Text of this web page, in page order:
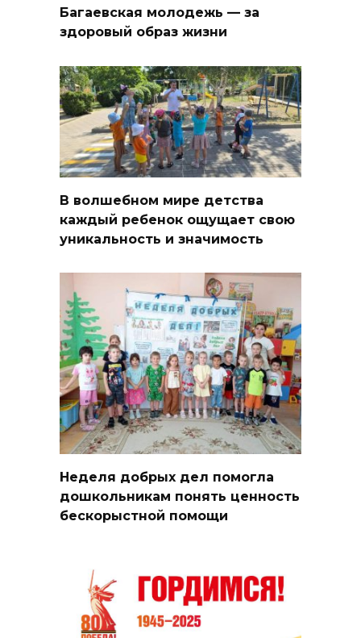
Багаевская молодежь — за
здоровый образ жизни
В волшебном мире детства
каждый ребенок ощущает свою
уникальность и значимость
Неделя добрых дел помогла
дошкольникам понять ценность
бескорыстной помощи